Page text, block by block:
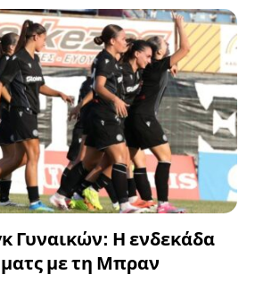
Γυναικών: Η ενδεκάδα
με τη Μπραν